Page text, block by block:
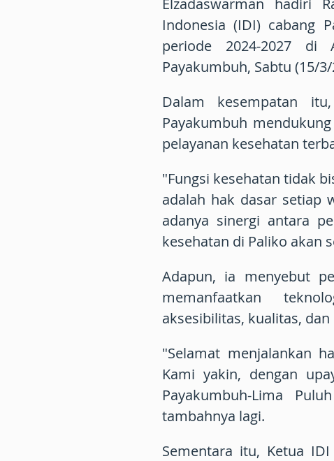
Indonesia (IDI) cabang
periode 2024-2027
Payakumbuh, Sabtu (15/3/
Dalam kesempatan
Payakumbuh
pelayanan kesehatan
"Fungsi kesehatan tidak
adalah hak dasar setiap
adanya sinergi antara
kesehatan di Paliko akan
Adapun, ia menyebut
memanfaatkan
aksesibilitas, kualitas,
"Selamat menjalankan
Kami yakin, dengan
Payakumbuh-Lima
tambahnya lagi.
Sementara itu, Ketua